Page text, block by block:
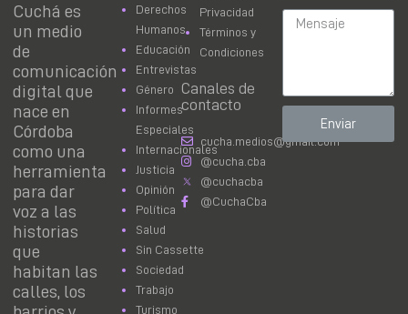
Cuchá es
un medio
de
comunicación
digital que
nace en
Córdoba
como una
herramienta
para dar
voz a las
historias
que
habitan las
calles, los
Derechos
Humanos
Educación
Entrevistas
Género
Informes
Especiales
Internacionales
Justicia
Opinión
Política
Salud
Sin Cassette
Sociedad
Trabajo
Turismo
Privacidad
Términos y
Condiciones
Canales de
contacto
cucha.medios@gmail.com
@cucha.cba
@cuchacba
@CuchaCba
Enviar